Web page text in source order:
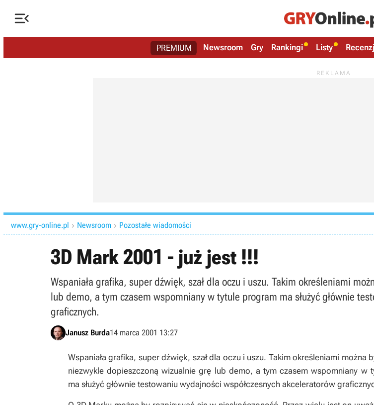

PREMIUM Newsroom Gry Rankingi Listy
www.gry-online.pl  Newsroom  Pozostałe wiadomości
3D Mark 2001 - już jest !!!
Wspaniała grafika, super dźwięk, szał dla oczu i uszu. Takim określeniami
lub demo, a tym czasem wspomniany w tytule program ma służyć głównie
graficznych.
Janusz Burda14 marca 2001 13:27
Wspaniała grafika, super dźwięk, szał dla oczu i uszu. Takim określeniami można
niezwykle dopieszczoną wizualnie grę lub demo, a tym czasem wspomniany w
ma służyć głównie testowaniu wydajności współczesnych akceleratorów